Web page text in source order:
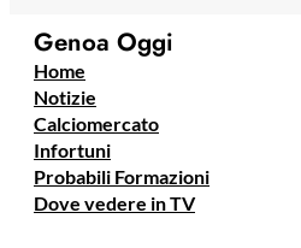
Genoa Oggi
Home
Notizie
Calciomercato
Infortuni
Probabili Formazioni
Dove vedere in TV